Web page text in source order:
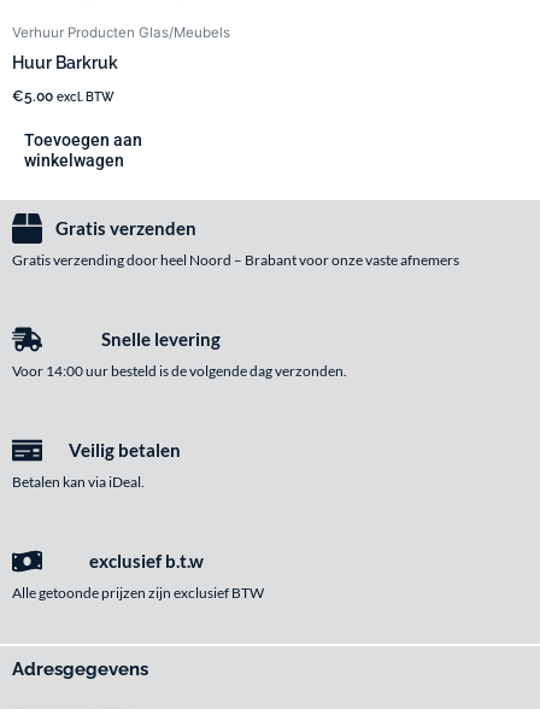
Verhuur Producten Glas/Meubels
Huur Barkruk
€5.00 excl. BTW
Toevoegen aan
winkelwagen
Gratis verzenden
Gratis verzending door heel Noord – Brabant voor onze vaste afnemers
Snelle levering
Voor 14:00 uur besteld is de volgende dag verzonden.
Veilig betalen
Betalen kan via iDeal.
exclusief b.t.w
Alle getoonde prijzen zijn exclusief BTW
Adresgegevens